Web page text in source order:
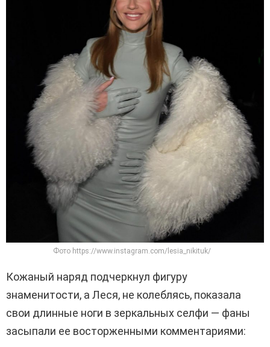
Фото https://www.instagram.com/lesia_nikituk/
Кожаный наряд подчеркнул фигуру
знаменитости, а Леся, не колеблясь, показала
свои длинные ноги в зеркальных селфи — фаны
засыпали ее восторженными комментариями: